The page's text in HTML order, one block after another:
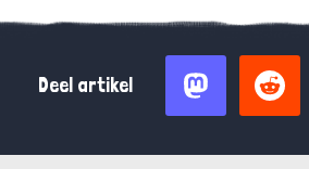
Deel artikel